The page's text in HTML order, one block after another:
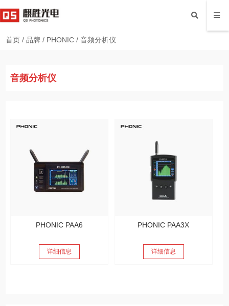
首页 /品牌 / PHONIC /音频分析仪
音频分析仪
PHONIC PAA6
详细信息
PHONIC PAA3X
详细信息